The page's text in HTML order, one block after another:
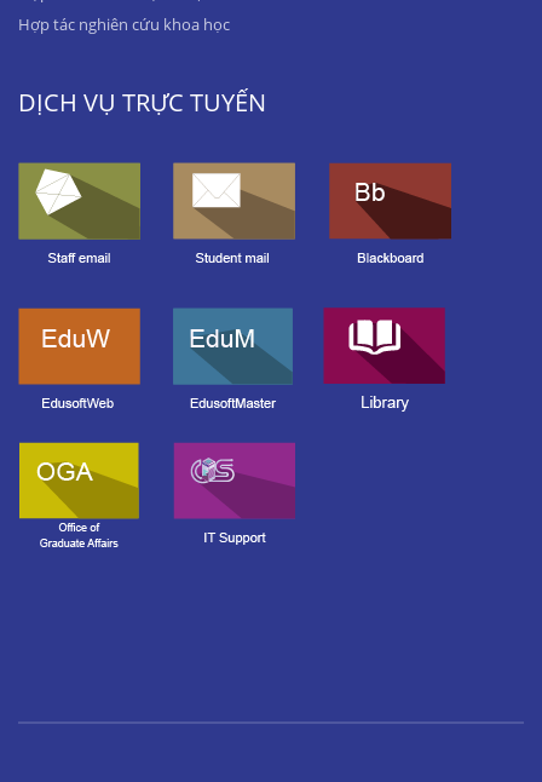
Hợp tác nghiên cứu khoa học
DỊCH VỤ TRỰC TUYẾN